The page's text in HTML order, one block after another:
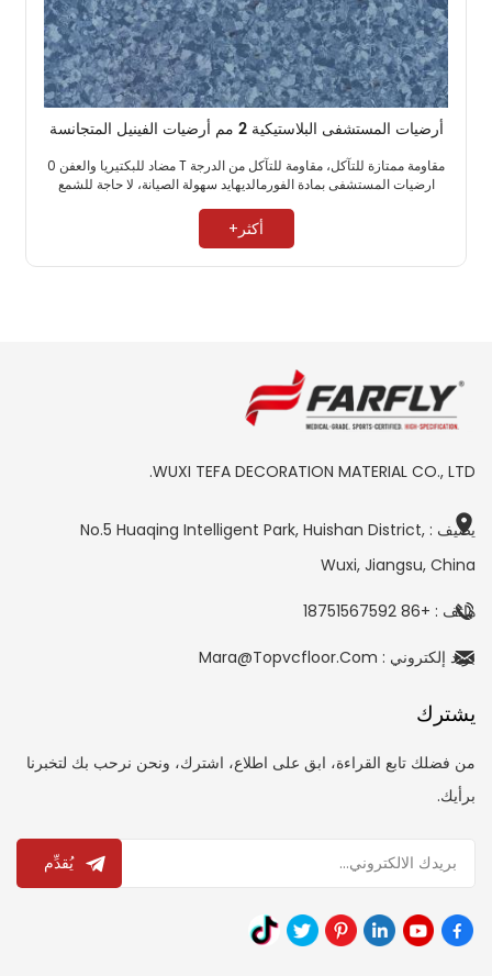
أرضيات المستشفى البلاستيكية 2 مم أرضيات الفينيل المتجانسة
مقاومة ممتازة للتآكل، مقاومة للتآكل من الدرجة T مضاد للبكتيريا والعفن 0
ارضيات المستشفى بمادة الفورمالديهايد سهولة الصيانة، لا حاجة للشمع ​
أكثر+
WUXI TEFA DECORATION MATERIAL CO., LTD.
يضيف : No.5 Huaqing Intelligent Park, Huishan District,
Wuxi, Jiangsu, China
هاتف : +86 18751567592
بريد إلكتروني : Mara@topvcfloor.com
يشترك
من فضلك تابع القراءة، ابق على اطلاع، اشترك، ونحن نرحب بك لتخبرنا
برأيك.
يُقدِّم